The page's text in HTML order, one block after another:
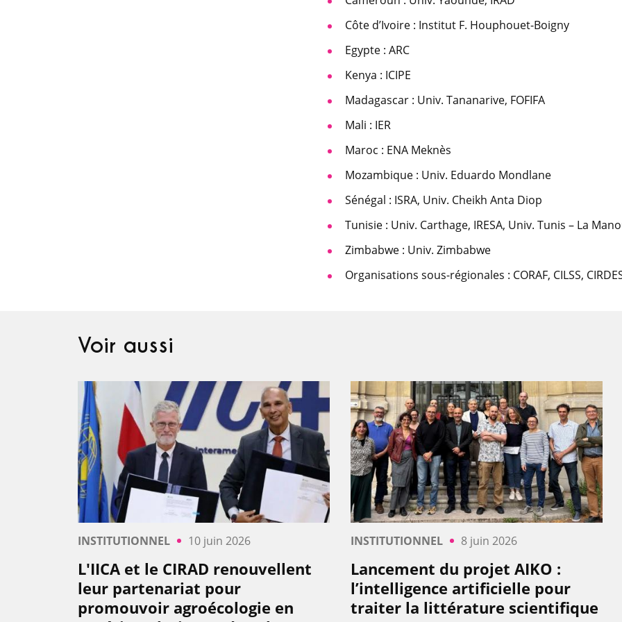
Côte d’Ivoire : Institut F. Houphouet-Boigny
Egypte : ARC
Kenya : ICIPE
Madagascar : Univ. Tananarive, FOFIFA
Mali : IER
Maroc : ENA Meknès
Mozambique : Univ. Eduardo Mondlane
Sénégal : ISRA, Univ. Cheikh Anta Diop
Tunisie : Univ. Carthage, IRESA, Univ. Tunis – La
Zimbabwe : Univ. Zimbabwe
Organisations sous-régionales : CORAF, CILSS,
Voir aussi
INSTITUTIONNEL 10 juin 2026
L'IICA et le CIRAD renouvellent
leur partenariat pour
promouvoir agroécologie en
INSTITUTIONNEL 8 juin 2026
Lancement du projet AIKO :
l’intelligence artificielle pour
traiter la littérature scientifique